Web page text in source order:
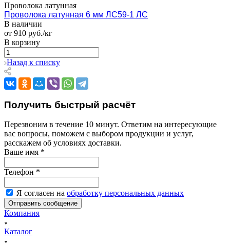
Проволока латунная
Проволока латунная 6 мм ЛС59-1 ЛС
В наличии
от 910 руб./кг
В корзину
Назад к списку
Получить быстрый расчёт
Перезвоним в течение 10 минут. Ответим на интересующие
вас вопросы, поможем с выбором продукции и услуг,
расскажем об условиях доставки.
Ваше имя *
Телефон *
Я согласен на обработку персональных данных
Компания
Каталог